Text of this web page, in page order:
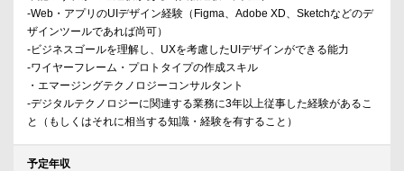
-Web・アプリのUIデザイン経験（Figma、Adobe XD、Sketchなどのデ
ザインツールであれば尚可）
-ビジネスゴールを理解し、UXを考慮したUIデザインができる能力
-ワイヤーフレーム・プロトタイプの作成スキル
・エマージングテクノロジーコンサルタント
-デジタルテクノロジーに関連する業務に3年以上従事した経験があるこ
と（もしくはそれに相当する知識・経験を有すること）
予定年収